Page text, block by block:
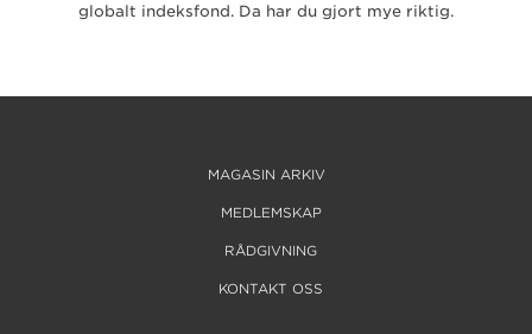
globalt indeksfond. Da har du gjort mye riktig.
MAGASIN ARKIV
MEDLEMSKAP
RÅDGIVNING
KONTAKT OSS